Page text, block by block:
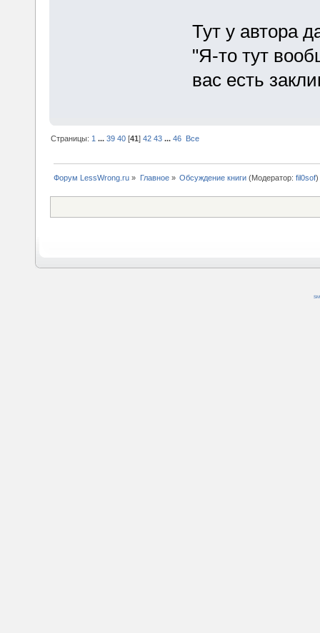
Тут у автора
"Я-то тут
вас есть
Страницы:1 ...39 40 [41]42 43 ...46 Все
Форум LessWrong.ru » Главное» Обсуждение книги(Модератор: fil0sof)